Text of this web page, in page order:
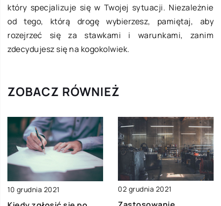
który specjalizuje się w Twojej sytuacji. Niezależnie
od tego, którą drogę wybierzesz, pamiętaj, aby
rozejrzeć się za stawkami i warunkami, zanim
zdecydujesz się na kogokolwiek.
ZOBACZ RÓWNIEŻ
10 grudnia 2021 02 grudnia 2021